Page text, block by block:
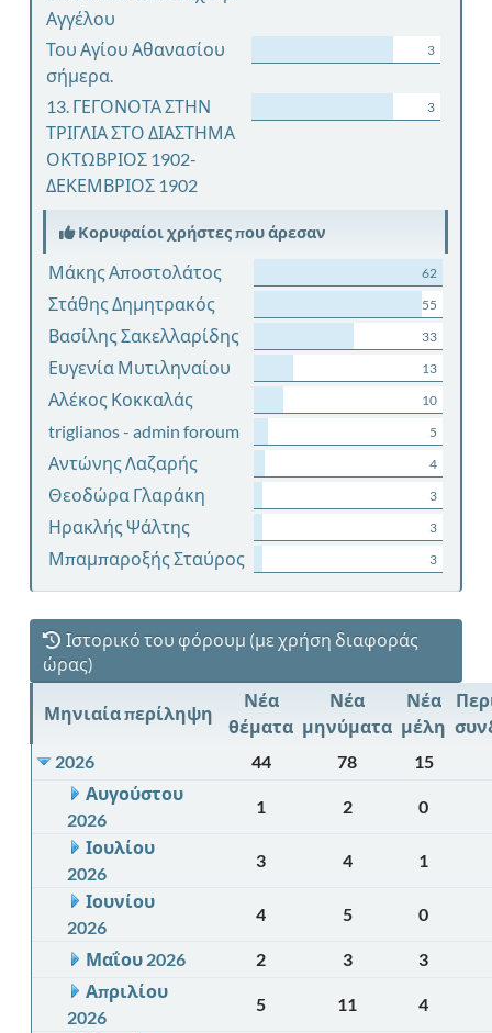
Αγγέλου
Του Αγίου Αθανασίου
σήμερα.
3
13. ΓΕΓΟΝΟΤΑ ΣΤΗΝ
ΤΡΙΓΛΙΑ ΣΤΟ ΔΙΑΣΤΗΜΑ
ΟΚΤΩΒΡΙΟΣ 1902-
ΔΕΚΕΜΒΡΙΟΣ 1902
3
Κορυφαίοι χρήστες που άρεσαν
Μάκης Αποστολάτος 62
Στάθης Δημητρακός 55
Βασίλης Σακελλαρίδης 33
Ευγενία Μυτιληναίου 13
Αλέκος Κοκκαλάς 10
triglianos - admin foroum 5
Αντώνης Λαζαρής 4
Θεοδώρα Γλαράκη 3
Ηρακλής Ψάλτης 3
Μπαμπαροξής Σταύρος 3
Ιστορικό του φόρουμ (με χρήση διαφοράς
ώρας)
Μηνιαία περίληψη
Νέα
θέματα
Νέα
μηνύματα
Νέα
μέλη
2026
44 78
15
Αυγούστου
2026
1 2
0
Ιουλίου
2026
3 4
1
Ιουνίου
2026
4 5 0
Μαΐου 2026 2 3
3
Απριλίου
2026
5 11
4